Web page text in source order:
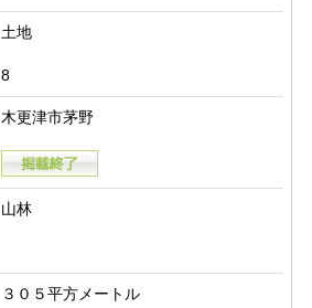
土地
8
木更津市茅野
山林
３０５平方メートル